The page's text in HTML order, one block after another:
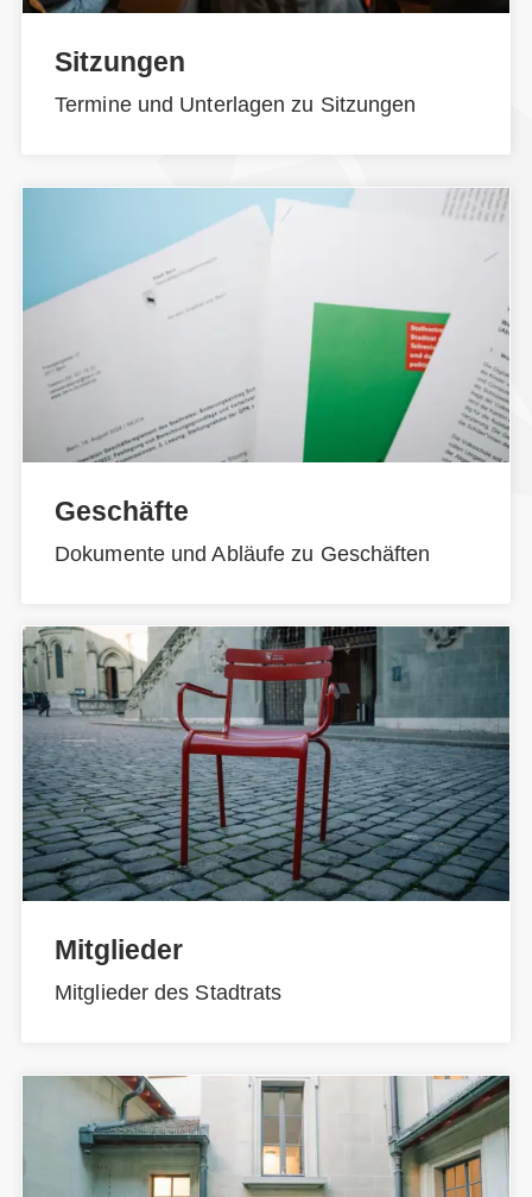
Sitzungen
Termine und Unterlagen zu Sitzungen
Geschäfte
Dokumente und Abläufe zu Geschäften
Mitglieder
Mitglieder des Stadtrats